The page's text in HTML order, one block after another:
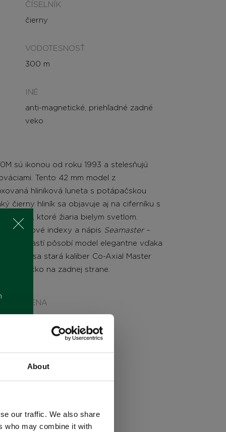
About
our traffic. We also share
who may combine it with
ČÍSELNÍK
čierny
VODOTESNOSŤ
300 m
INÉ
anti-magnetické, priehľadné zadné
veko
sú ikonou od roku 1993 a stelesňujú
Tento 42 mm model z
hliníková luneta s potápačskou
čierny hliník sa objavuje aj na ciferníku s
ktoré žiaria bielym svetlom.
štvrťové indexy a nápis Seamaster–
zápästí pôsobí model elegantne vďaka
sa stará kaliber Co-Axial Master
sklíčko na zadnej strane.
CENA